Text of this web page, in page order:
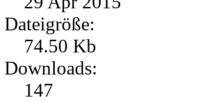
Dateigröße:
74.50 Kb
Downloads:
147